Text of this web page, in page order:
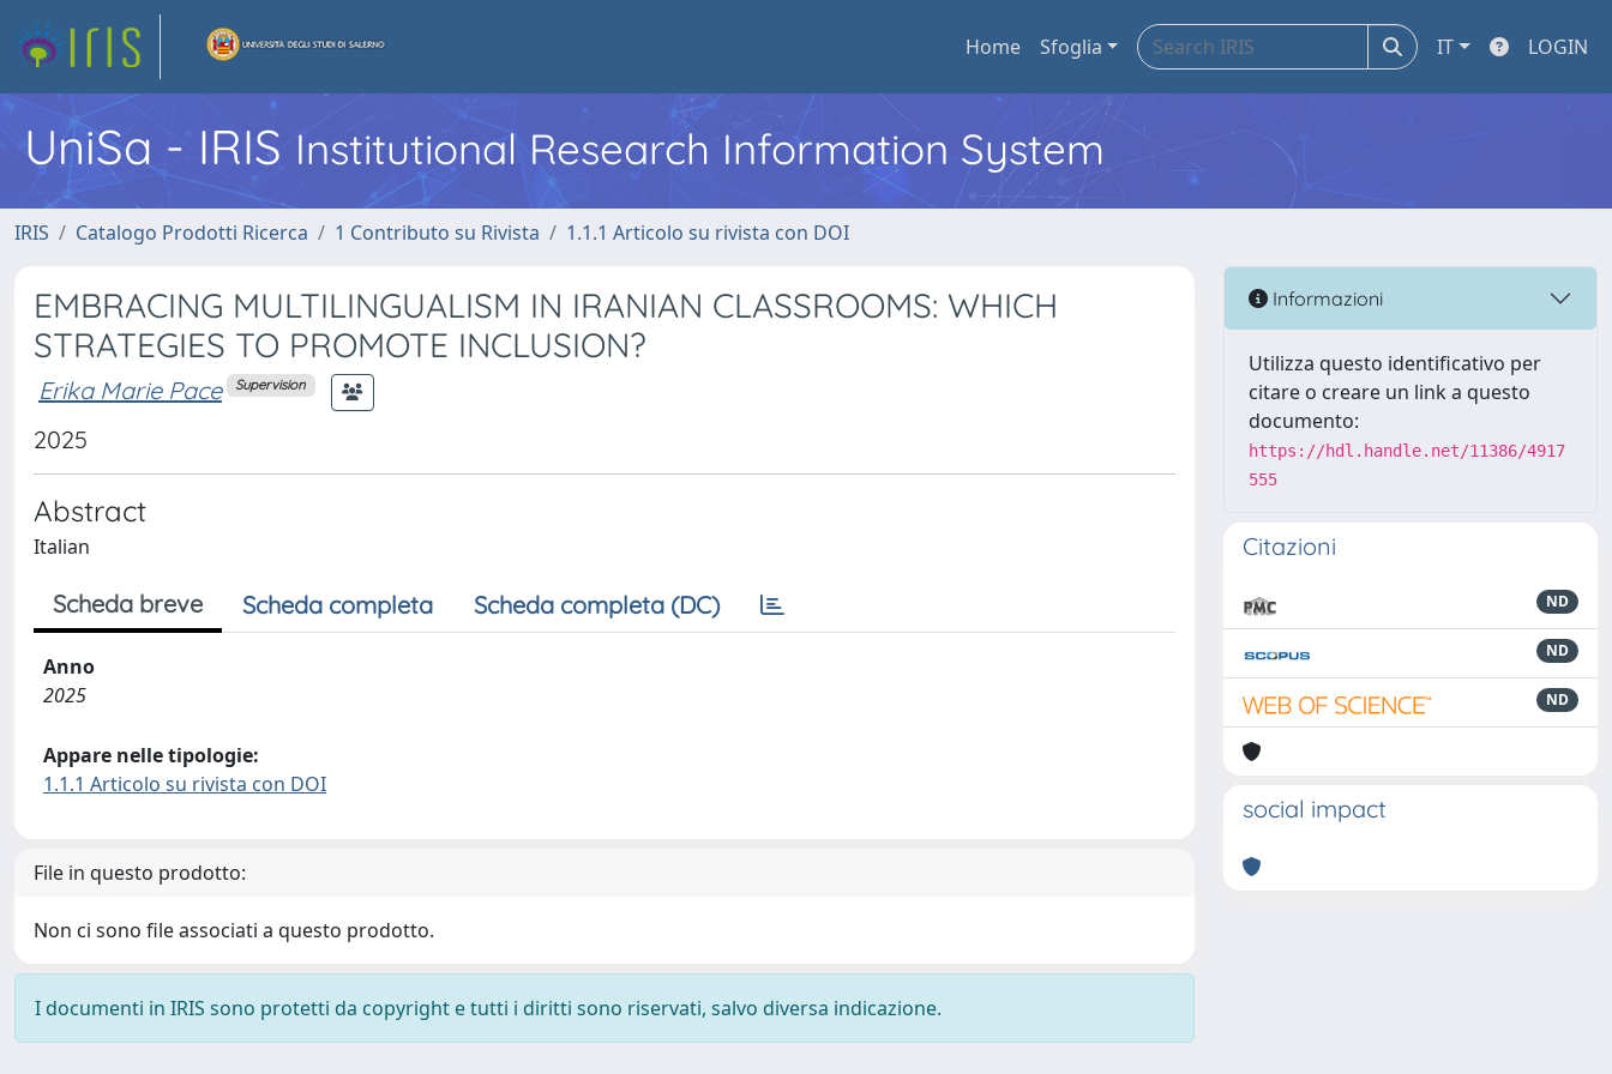
Home Sfoglia IT LOGIN
UniSa - IRIS Institutional Research Information System
IRIS Catalogo Prodotti Ricerca 1 Contributo su Rivista 1.1.1 Articolo su rivista con DOI
EMBRACING MULTILINGUALISM IN IRANIAN CLASSROOMS: WHICH
STRATEGIES TO PROMOTE INCLUSION?
Erika Marie Pace Supervision
2025
Abstract
Italian
Scheda breve Scheda completa Scheda completa (DC)
Anno
2025
Appare nelle tipologie:
1.1.1 Articolo su rivista con DOI
File in questo prodotto:
Non ci sono file associati a questo prodotto.
I documenti in IRIS sono protetti da copyright e tutti i diritti sono riservati, salvo diversa indicazione.
Informazioni
Utilizza questo identificativo per
citare o creare un link a questo
documento:
https://hdl.handle.net/11386/4917
555
Citazioni
ND
ND
ND
social impact